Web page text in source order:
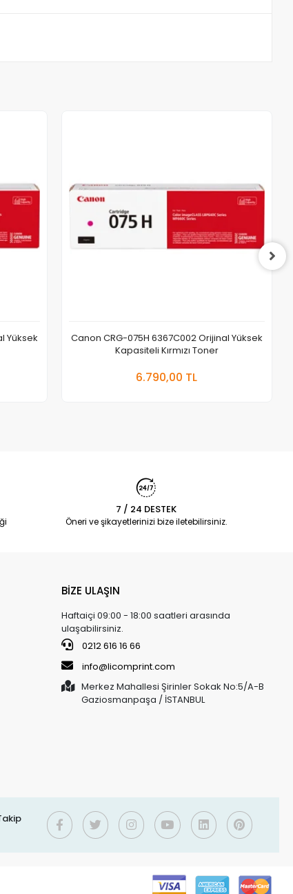
Yüksek
Canon CRG-075H 6367C002 Orijinal Yüksek
Kapasiteli Kırmızı Toner
6.790,00 TL
7 / 24 DESTEK
Öneri ve şikayetlerinizi bize iletebilirsiniz.
BİZE ULAŞIN
Haftaiçi 09:00 - 18:00 saatleri arasında
ulaşabilirsiniz.
0212 616 16 66
info@licomprint.com
Merkez Mahallesi Şirinler Sokak No:5/A-B
Gaziosmanpaşa / İSTANBUL